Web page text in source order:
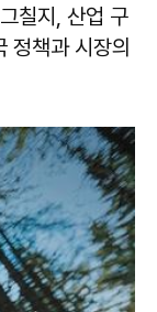
칠지, 산업 구
정책과 시장의